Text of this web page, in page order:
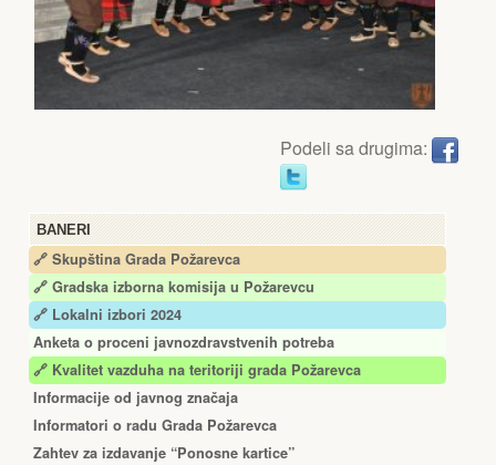
BANERI
🔗 Skupština Grada Požarevca
🔗 Gradska izborna komisija u Požarevcu
🔗 Lokalni izbori 2024
Anketa o proceni javnozdravstvenih potreba
🔗 Kvalitet vazduha na teritoriji grada Požarevca
Informacije od javnog značaja
Informatori o radu Grada Požarevca
Zahtev za izdavanje “Ponosne kartice”
Podeli sa drugima: